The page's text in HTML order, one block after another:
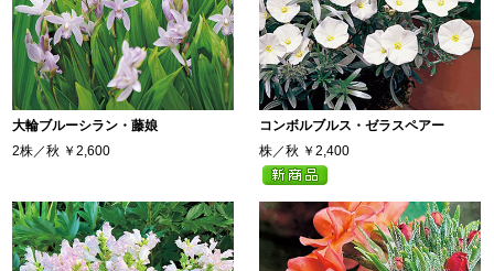
大輪ブルーシラン・藤娘
2株／秋 ￥2,600
コンボルブルス・ゼラスペアー
株／秋 ￥2,400